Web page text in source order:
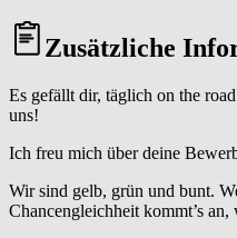
Zusätzliche
Es gefällt dir, täglich on the
uns!
Ich freu mich über deine
Wir sind gelb, grün und bunt.
Chancengleichheit kommt’s an,